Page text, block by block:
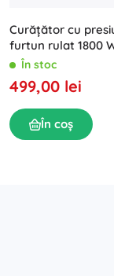
Curățător cu
furtun rulat 1800
HM-300, 230 bar
În stoc
499,00 lei
În coș